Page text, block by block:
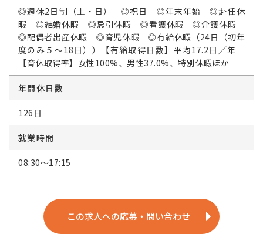
◎週休2日制（土・日） ◎祝日 ◎年末年始 ◎赴任休
暇 ◎結婚休暇 ◎忌引休暇 ◎看護休暇 ◎介護休暇
◎配偶者出産休暇 ◎育児休暇 ◎有給休暇（24日（初年
度のみ５～18日））【有給取得日数】平均17.2日／年
【育休取得率】女性100%、男性37.0%、特別休暇ほか
年間休日数
126日
就業時間
08:30～17:15
この求人への応募・問い合わせ